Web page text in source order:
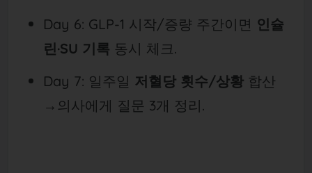
Day 6: GLP-1 시작/증량 주간이면 인슐
린·SU 기록 동시 체크.
Day 7: 일주일 저혈당 횟수/상황합산
→의사에게 질문 3개 정리.